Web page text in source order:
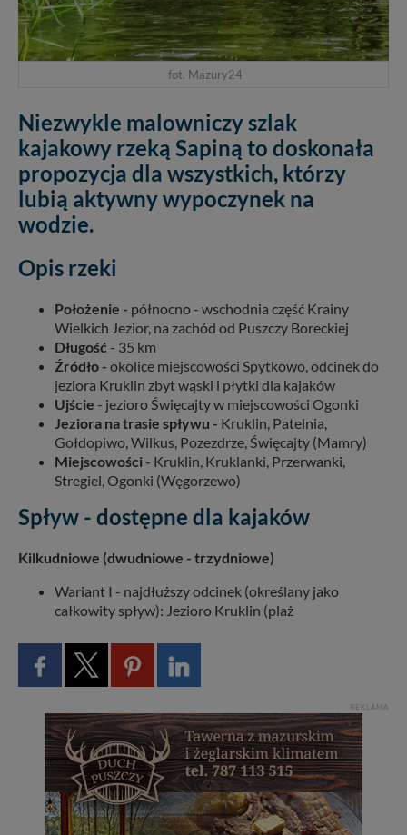
fot. Mazury24
Niezwykle malowniczy szlak
kajakowy rzeką Sapiną to doskonała
propozycja dla wszystkich, którzy
lubią aktywny wypoczynek na
wodzie.
Opis rzeki
Położenie - północno - wschodnia część Krainy
Wielkich Jezior, na zachód od Puszczy Boreckiej
Długość - 35 km
Źródło - okolice miejscowości Spytkowo, odcinek do
jeziora Kruklin zbyt wąski i płytki dla kajaków
Ujście - jezioro Święcajty w miejscowości Ogonki
Jeziora na trasie spływu - Kruklin, Patelnia,
Gołdopiwo, Wilkus, Pozezdrze, Święcajty (Mamry)
Miejscowości - Kruklin, Kruklanki, Przerwanki,
Stregiel, Ogonki (Węgorzewo)
Spływ - dostępne dla kajaków
Kilkudniowe (dwudniowe - trzydniowe)
Wariant I - najdłuższy odcinek (określany jako
całkowity spływ): Jezioro Kruklin (plaż
REKLAMA